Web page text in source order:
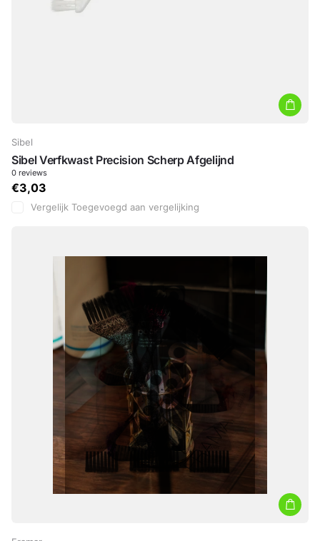
Sibel
Sibel Verfkwast Precision Scherp Afgelijnd
0 reviews
€3,03
Vergelijk Toegevoegd aan vergelijking